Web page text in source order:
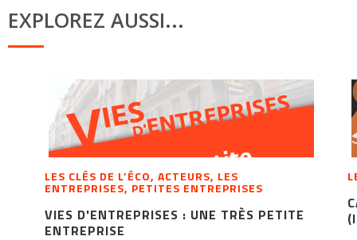
EXPLOREZ AUSSI...
LES CLÉS DE L’ÉCO, ACTEURS, LES
ENTREPRISES, PETITES ENTREPRISES
VIES D'ENTREPRISES : UNE TRÈS PETITE
ENTREPRISE